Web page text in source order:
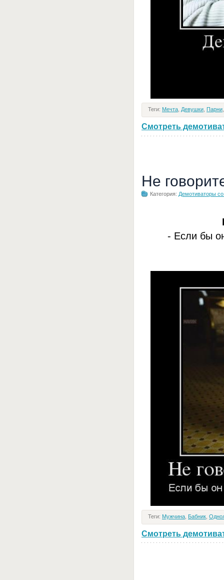
Теги: Мечта Девушки Парни
Смотреть
Не
Категория: Демотиваторы
- Если бы
Теги: Мужчина Бабник
Смотреть